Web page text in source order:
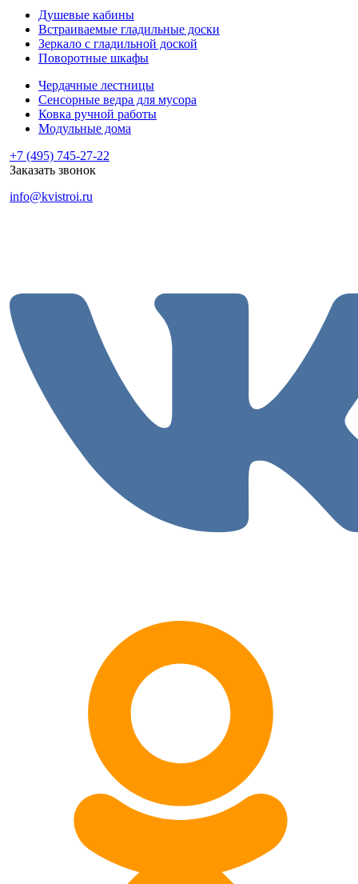
Душевые кабины
Встраиваемые гладильные доски
Зеркало с гладильной доской
Поворотные шкафы
Чердачные лестницы
Сенсорные ведра для мусора
Ковка ручной работы
Модульные дома
+7 (495) 745-27-22
Заказать звонок
info@kvistroi.ru